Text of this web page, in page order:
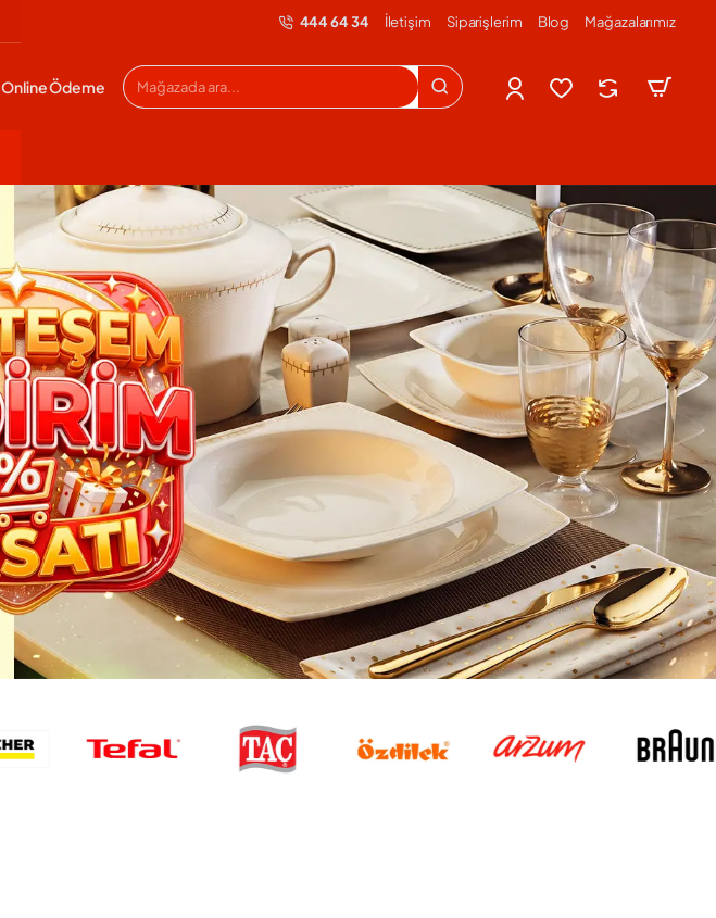
444 64 34 İletişim Siparişlerim Blog Mağazalarımız
Online Ödeme
Mağazada
ara...